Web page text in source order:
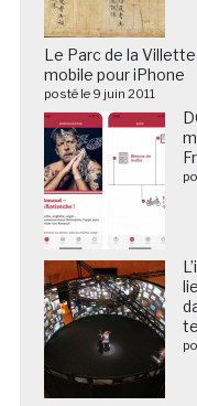
Le Parc de la
mobile pour iPhone
posté le 9 juin 2011